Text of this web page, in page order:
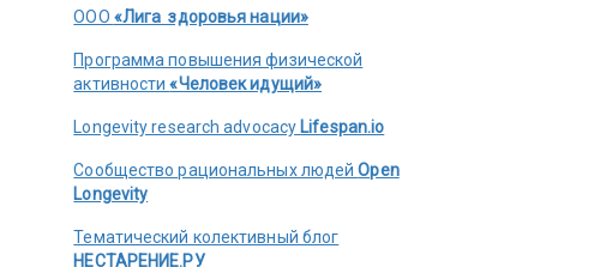
ООО «Лига здоровья нации»
Программа повышения физической
активности«Человек идущий»
Longevity research advocacy Lifespan.io
Сообщество рациональных людейOpen
Longevity
Тематический колективный блог
НЕСТАРЕНИЕ.РУ